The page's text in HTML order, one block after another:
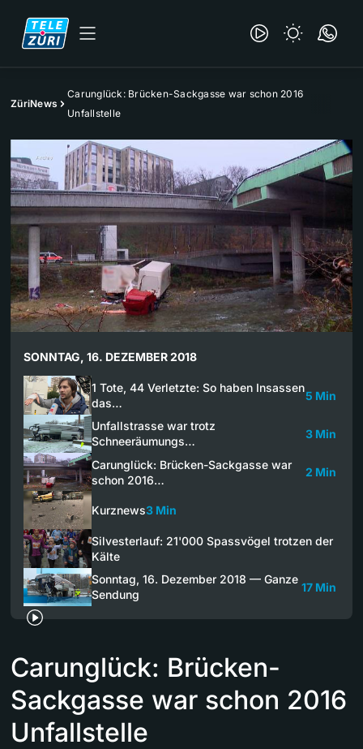
ZüriNews
Carunglück: Brücken-Sackgasse war schon 2016
Unfallstelle
SONNTAG, 16. DEZEMBER 2018
1 Tote, 44 Verletzte: So haben Insassen
das…
5 Min
Unfallstrasse war trotz
Schneeräumungs…
3 Min
Carunglück: Brücken-Sackgasse war
schon 2016…
2 Min
Kurznews3 Min
Silvesterlauf: 21'000 Spassvögel trotzen der
Kälte
Sonntag, 16. Dezember 2018 — Ganze
Sendung
17 Min
Carunglück: Brücken-
Sackgasse war schon 2016
Unfallstelle